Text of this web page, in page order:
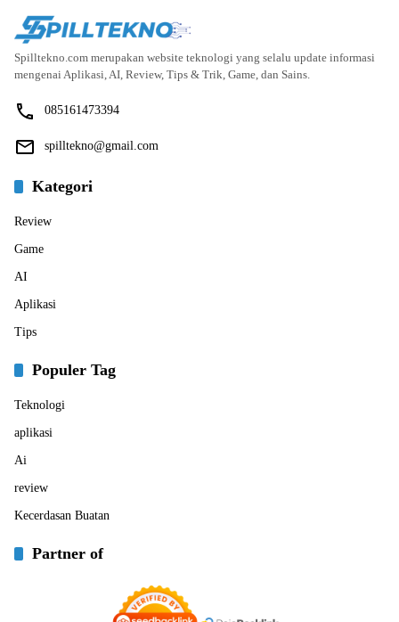
Spilltekno.com merupakan website teknologi yang selalu update informasi
mengenai Aplikasi, AI, Review, Tips & Trik, Game, dan Sains.
085161473394
spilltekno@gmail.com
Kategori
Review
Game
AI
Aplikasi
Tips
Populer Tag
Teknologi
aplikasi
Ai
review
Kecerdasan Buatan
Partner of